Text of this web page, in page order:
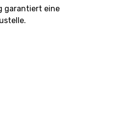
garantiert eine